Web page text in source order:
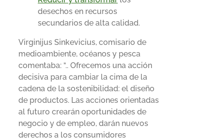
desechos en recursos
secundarios de alta calidad.
Virginijus Sinkevicius, comisario de
medioambiente, océanos y pesca
comentaba: “.. Ofrecemos una acción
decisiva para cambiar la cima de la
cadena de la sostenibilidad: el diseño
de productos. Las acciones orientadas
al futuro crearán oportunidades de
negocio y de empleo, darán nuevos
derechos a los consumidores